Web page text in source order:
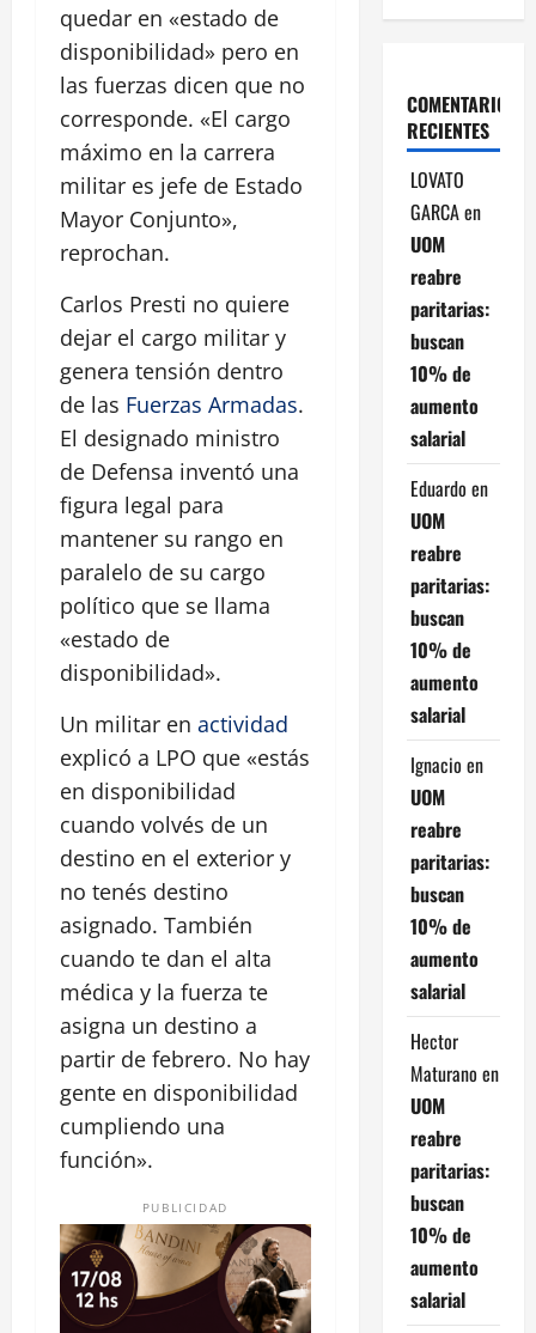
quedar en «estado de
disponibilidad» pero en
las fuerzas dicen que no
corresponde. «El cargo
máximo en la carrera
militar es jefe de Estado
Mayor Conjunto»,
reprochan.
Carlos Presti no quiere
dejar el cargo militar y
genera tensión dentro
de las Fuerzas Armadas.
El designado ministro
de Defensa inventó una
figura legal para
mantener su rango en
paralelo de su cargo
político que se llama
«estado de
disponibilidad».
Un militar en actividad
explicó a LPO que «estás
en disponibilidad
cuando volvés de un
destino en el exterior y
no tenés destino
asignado. También
cuando te dan el alta
médica y la fuerza te
asigna un destino a
partir de febrero. No hay
gente en disponibilidad
cumpliendo una
función».
PUBLICIDAD
COMENTARIOS
RECIENTES
LOVATO
GARCAen
UOM
reabre
paritarias:
buscan
10% de
aumento
salarial
Eduardo en
UOM
reabre
paritarias:
buscan
10% de
aumento
salarial
Ignacio en
UOM
reabre
paritarias:
buscan
10% de
aumento
salarial
Hector
Maturano en
UOM
reabre
paritarias:
buscan
10% de
aumento
salarial